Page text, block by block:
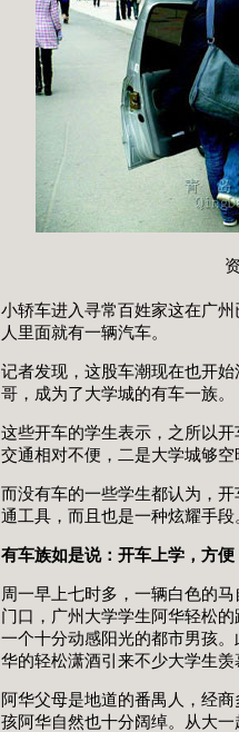
小轿车进入寻常百姓家这在广
人里面就有一辆汽车。
记者发现，这股车潮现在也开
哥，成为了大学城的有车一族。
这些开车的学生表示，之所以
交通相对不便，二是大学城够
而没有车的一些学生都认为，
通工具，而且也是一种炫耀手
有车族如是说：开车上学，方便
周一早上七时多，一辆白色的
门口，广州大学学生阿华轻松
一个十分动感阳光的都市男孩
华的轻松潇酒引来不少大学生
阿华父母是地道的番禺人，经
孩阿华自然也十分阔绰。从大